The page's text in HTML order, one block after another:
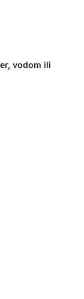
vodom ili